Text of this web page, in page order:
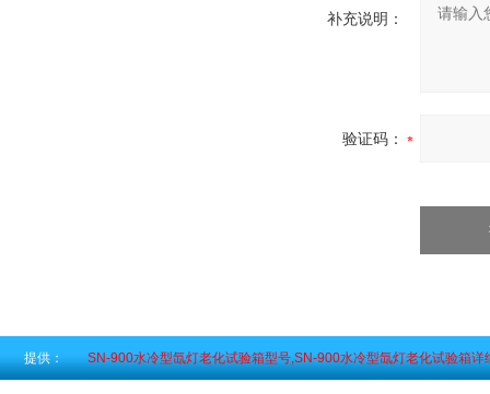
补充说明：
验证码：
提供： SN-900水冷型氙灯老化试验箱型号,SN-900水冷型氙灯老化试验箱详